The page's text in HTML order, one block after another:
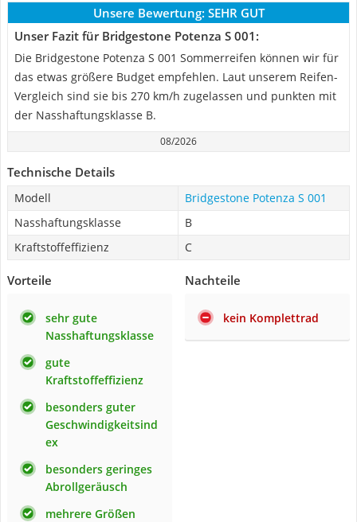
Unsere Bewertung: SEHR GUT
Unser Fazit für Bridgestone Potenza S 001:
Die Bridgestone Potenza S 001 Sommerreifen können wir für
das etwas größere Budget empfehlen. Laut unserem Reifen-
Vergleich sind sie bis 270 km/h zugelassen und punkten mit
der Nasshaftungsklasse B.
08/2026
Technische Details
Modell
Bridgestone Potenza S 001
Nasshaftungsklasse
B
Kraftstoffeffizienz
C
Vorteile
sehr gute
Nasshaftungsklasse
gute
Kraftstoffeffizienz
besonders guter
Geschwindigkeitsind
ex
besonders geringes
Abrollgeräusch
mehrere Größen
Nachteile
kein Komplettrad